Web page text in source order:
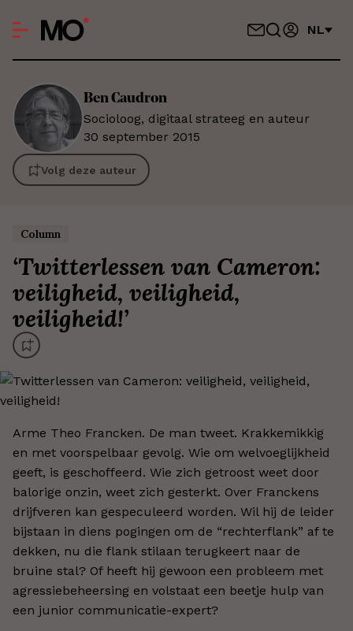
NL
BenCaudron
Socioloog, digitaal strateeg en auteur
30 september 2015
Volg deze auteur
Column
‘Twitterlessen van Cameron:
veiligheid, veiligheid,
veiligheid!’
Arme Theo Francken. De man tweet. Krakkemikkig
en met voorspelbaar gevolg. Wie om welvoeglijkheid
geeft, is geschoffeerd. Wie zich getroost weet door
balorige onzin, weet zich gesterkt. Over Franckens
drijfveren kan gespeculeerd worden. Wil hij de leider
bijstaan in diens pogingen om de “rechterflank” af te
dekken, nu die flank stilaan terugkeert naar de
bruine stal? Of heeft hij gewoon een probleem met
agressiebeheersing en volstaat een beetje hulp van
een junior communicatie-expert?